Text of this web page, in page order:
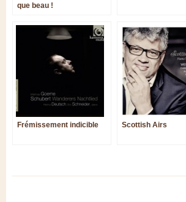
que beau !
Frémissement indicible Scottish Airs